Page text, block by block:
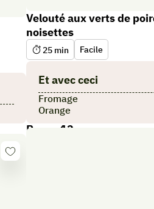
Velouté aux verts de
noisettes
25 min Facile
Et avec ceci
Fromage
Orange
Repas 12